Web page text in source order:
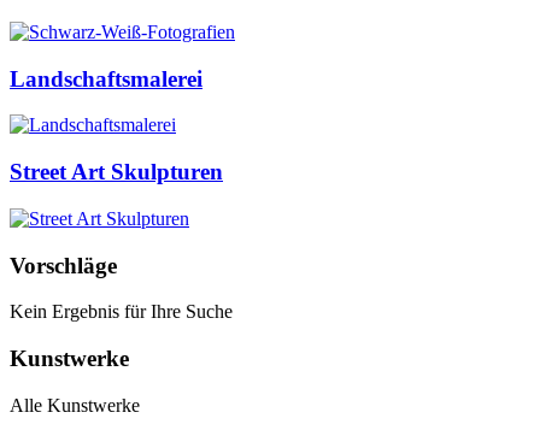
Landschaftsmalerei
Street Art Skulpturen
Vorschläge
Kein Ergebnis für Ihre Suche
Kunstwerke
Alle Kunstwerke